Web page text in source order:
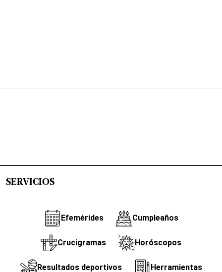
SERVICIOS
Efemérides Cumpleaños
Crucigramas Horóscopos
Resultados deportivos Herramientas